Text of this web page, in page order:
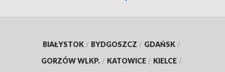
BIAŁYSTOK / BYDGOSZCZ / GDAŃSK /
GORZÓW WLKP. / KATOWICE / KIELCE /